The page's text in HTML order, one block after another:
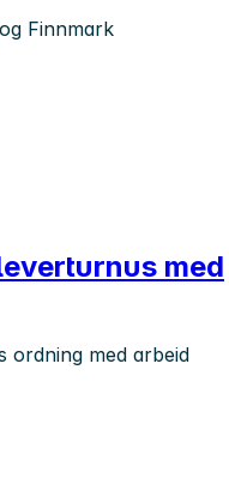
Finnmark
med
ordning med arbeid